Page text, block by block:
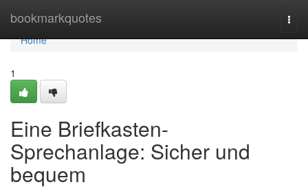
bookmarkquotes
Home
Home
1
Eine Briefkasten-
Sprechanlage: Sicher und
bequem